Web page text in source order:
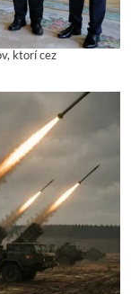
ktorí cez